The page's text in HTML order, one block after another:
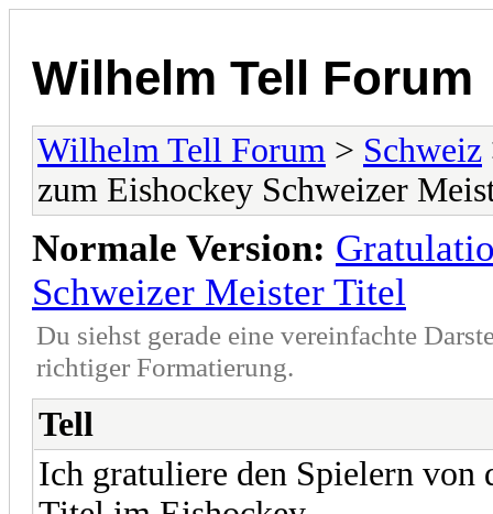
Wilhelm Tell Forum
Wilhelm Tell Forum > Schweiz
zum Eishockey Schweizer
Normale Version:
Schweizer Meister Titel
Du siehst gerade eine vereinfachte
richtiger Formatierung.
Tell
Ich gratuliere den Spielern von